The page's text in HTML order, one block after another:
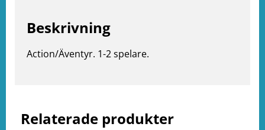
Relaterade produkter
Beskrivning
Action/Äventyr. 1-2 spelare.